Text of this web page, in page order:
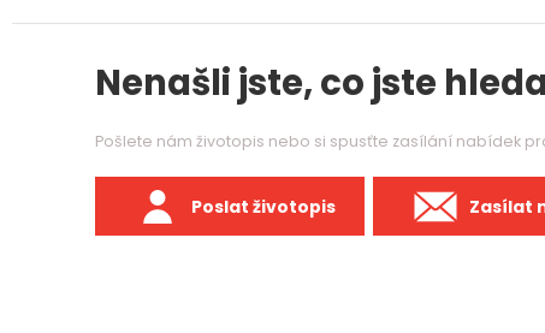
Nenašli jste, co jste
Pošlete nám životopis nebo si spusťte zasílání nabídek
Poslat životopis Zasílat